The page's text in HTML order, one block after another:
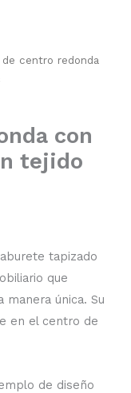
centro redonda
con
tejido
tapizado
que
manera única. Su
en el centro de
de diseño